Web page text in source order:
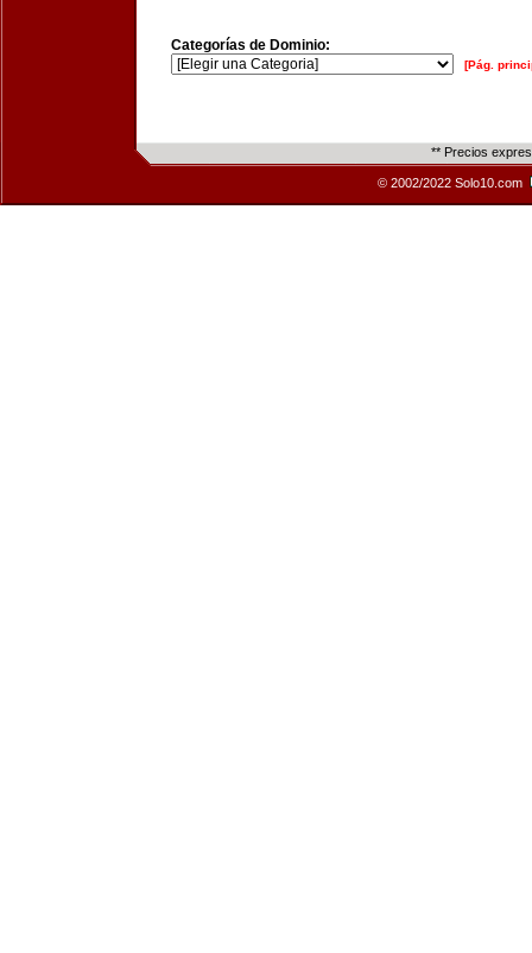
Categorías de Dominio:
[Pág.
** Precios
© 2002/2022 Solo10.com